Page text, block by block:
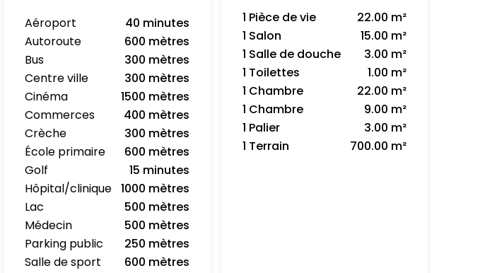
Aéroport
40 minutes
Autoroute
600 mètres
Bus
300 mètres
Centre ville
300 mètres
Cinéma
1500 mètres
Commerces
400 mètres
Crèche
300 mètres
École primaire
600 mètres
Golf
15 minutes
Hôpital/clinique 1000 mètres
Lac
500 mètres
Médecin
500 mètres
Parking public
250 mètres
Salle de sport
600 mètres
1 Pièce de vie
22.00 m²
1 Salon
15.00 m²
1 Salle de douche
3.00 m²
1 Toilettes
1.00 m²
1 Chambre
22.00 m²
1 Chambre
9.00 m²
1 Palier
3.00 m²
1 Terrain
700.00 m²